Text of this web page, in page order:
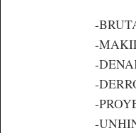
-
-
-
-
-
-